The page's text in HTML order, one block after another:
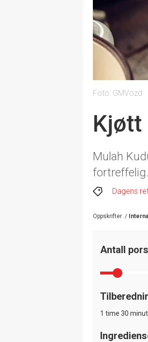
Foto: GMVozd
Kjøtt
Mulah
fortreffelig.
Dagens
Oppskrifter /
Antall
1 time 30